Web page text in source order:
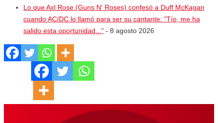
Lo que Axl Rose (Guns N' Roses) confesó a Duff McKagan
cuando AC/DC lo llamó para ser su cantante: "Tío, me ha
salido esta oportunidad..." - 8 agosto 2026